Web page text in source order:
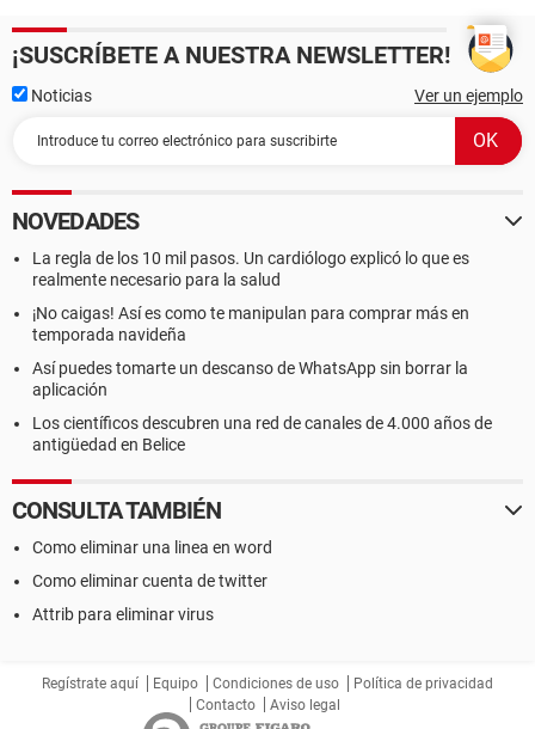
¡SUSCRÍBETE A NUESTRA NEWSLETTER!
Noticias Ver un ejemplo
NOVEDADES
La regla de los 10 mil pasos. Un cardiólogo explicó lo que es
realmente necesario para la salud
¡No caigas! Así es como te manipulan para comprar más en
temporada navideña
Así puedes tomarte un descanso de WhatsApp sin borrar la
aplicación
Los científicos descubren una red de canales de 4.000 años de
antigüedad en Belice
CONSULTA TAMBIÉN
Como eliminar una linea en word
Como eliminar cuenta de twitter
Attrib para eliminar virus
Regístrate aquí Equipo Condiciones de uso
Política de privacidad
Contacto
Aviso legal